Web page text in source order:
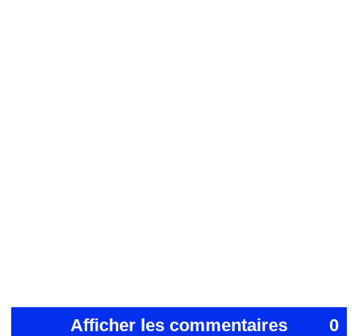
Afficher les commentaires 0